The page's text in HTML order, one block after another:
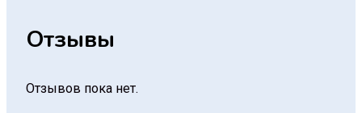
Отзывы
Отзывов пока нет.